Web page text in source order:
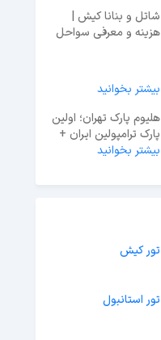
شاتل و بنانا کیش |
هزینه و معرفی سواحل
بیشتر بخوانید
هلیوم پارک تهران؛ اولین
پارک ترامپولین ایران +
راهنما بازدید
بیشتر بخوانید
تور کیش
تور استانبول